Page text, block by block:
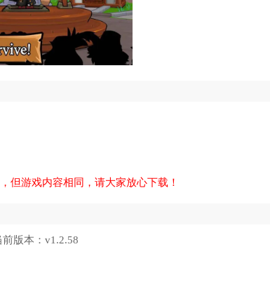
但游戏内容相同，请大家放心下载！
前版本： v1.2.58